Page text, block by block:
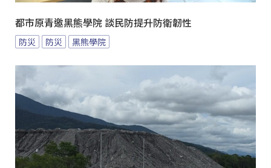
都市原青邀黑熊學院 談民防提升防衛韌性
防災 防災 黑熊學院